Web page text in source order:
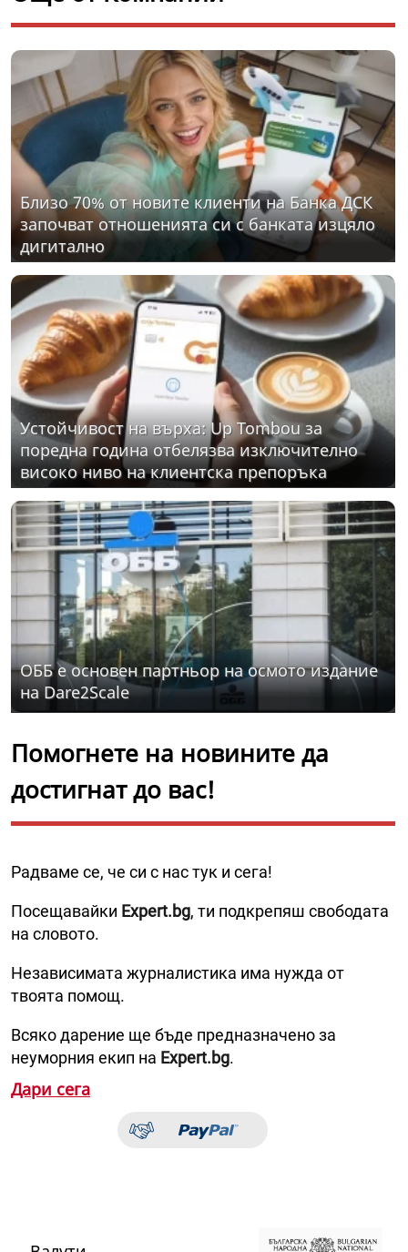
Близо 70% от новите клиенти на Банка ДСК
започват отношенията си с банката изцяло
дигитално
Устойчивост на върха: Up Tombou за
поредна година отбелязва изключително
високо ниво на клиентска препоръка
ОББ е основен партньор на осмото издание
на Dare2Scale
Помогнете на новините да
достигнат до вас!
Радваме се, че си с нас тук и сега!
Посещавайки Expert.bg, ти подкрепяш свободата
на словото.
Независимата журналистика има нужда от
твоята помощ.
Всяко дарение ще бъде предназначено за
неуморния екип на Expert.bg.
Дари сега